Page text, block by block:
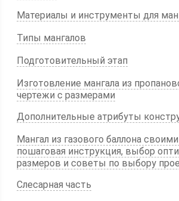
Материалы и инструменты для
Типы мангалов
Подготовительный этап
Изготовление мангала из
чертежи с размерами
Дополнительные атрибуты
Мангал из газового баллона
пошаговая инструкция, выбор
размеров и советы по выбору
Слесарная часть